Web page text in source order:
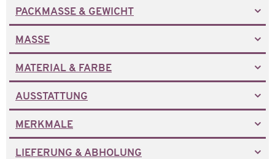
PACKMASSE & GEWICHT
MASSE
MATERIAL & FARBE
AUSSTATTUNG
MERKMALE
LIEFERUNG & ABHOLUNG